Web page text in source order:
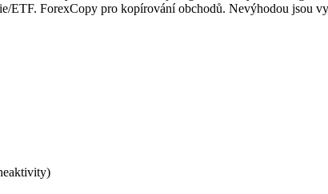
ETF. ForexCopy pro kopírování obchodů. Nevýhodou jsou